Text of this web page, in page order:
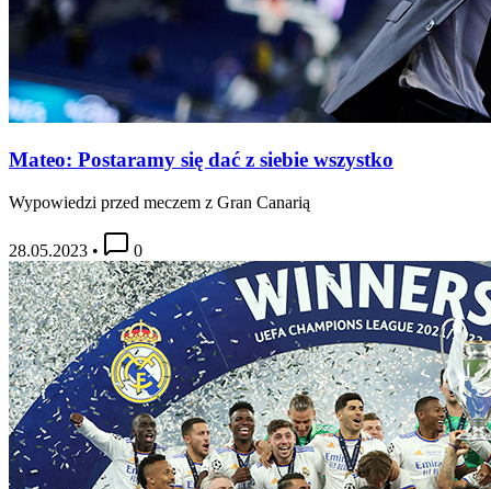
Mateo: Postaramy się dać z siebie wszystko
Wypowiedzi przed meczem z Gran Canarią
28.05.2023 • 0